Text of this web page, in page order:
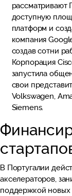
рассматривают
доступную
платформ и
компания
создав сотни
Корпорация
запустила
свои
Volkswagen,
Siemens.
В Португалии
акселераторов,
поддержкой новых